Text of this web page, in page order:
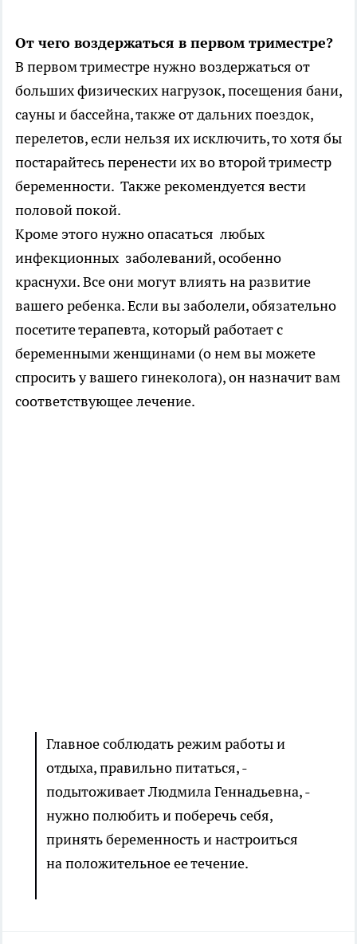
От чего воздержаться в первом триместре?
В первом триместре нужно воздержаться от
больших физических нагрузок, посещения бани,
сауны и бассейна, также от дальних поездок,
перелетов, если нельзя их исключить, то хотя бы
постарайтесь перенести их во второй триместр
беременности. Также рекомендуется вести
половой покой.
Кроме этого нужно опасаться любых
инфекционных заболеваний, особенно
краснухи. Все они могут влиять на развитие
вашего ребенка. Если вы заболели, обязательно
посетите терапевта, который работает с
беременными женщинами (о нем вы можете
спросить у вашего гинеколога), он назначит вам
соответствующее лечение.
Главное соблюдать режим работы и
отдыха, правильно питаться, -
подытоживает Людмила Геннадьевна, -
нужно полюбить и поберечь себя,
принять беременность и настроиться
на положительное ее течение.